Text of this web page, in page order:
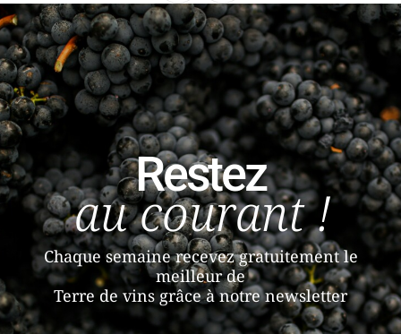
Restez
au courant !
Chaque semaine recevez gratuitement le
meilleur de
Terre de vins grâce à notre newsletter